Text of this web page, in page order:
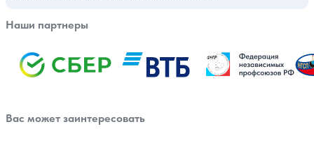
Наши партнеры
Вас может заинтересовать